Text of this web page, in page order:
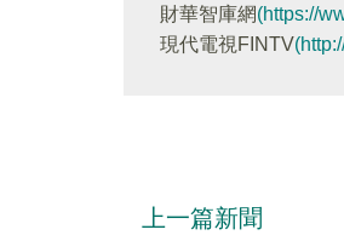
財華智庫網(https://
現代電視FINTV
上一篇新聞